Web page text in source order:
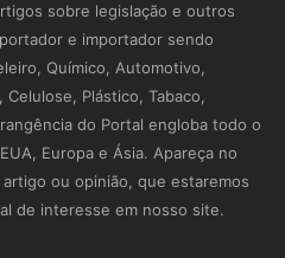
sobre legislação e outros
e importador sendo
Químico, Automotivo,
Plástico, Tabaco,
do Portal engloba todo o
Europa e Ásia. Apareça no
ou opinião, que estaremos
de interesse em nosso site.